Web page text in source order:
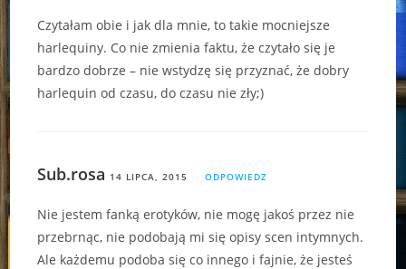
Czytałam obie i jak dla mnie, to takie mocniejsze
harlequiny. Co nie zmienia faktu, że czytało się je
bardzo dobrze – nie wstydzę się przyznać, że dobry
harlequin od czasu, do czasu nie zły;)
Sub.rosa 14 LIPCA, 2015 ODPOWIEDZ
Nie jestem fanką erotyków, nie mogę jakoś przez nie
przebrnąc, nie podobają mi się opisy scen intymnych.
Ale każdemu podoba się co innego i fajnie, że jesteś